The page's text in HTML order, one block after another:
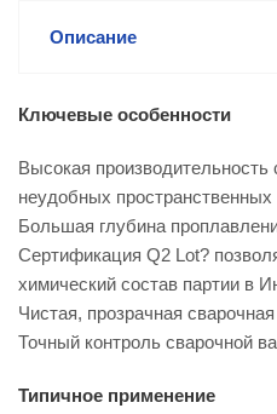
Описание
Ключевые особенности
Высокая производительность
неудобных
Большая глубина
Сертификация Q2 Lot?
химический состав партии в
Чистая, прозрачная
Точный контроль сварочной
Типичное применение